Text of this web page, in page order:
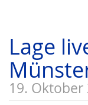
Lage
19. Oktober